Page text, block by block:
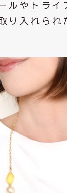
ルやトライ
り入れられ